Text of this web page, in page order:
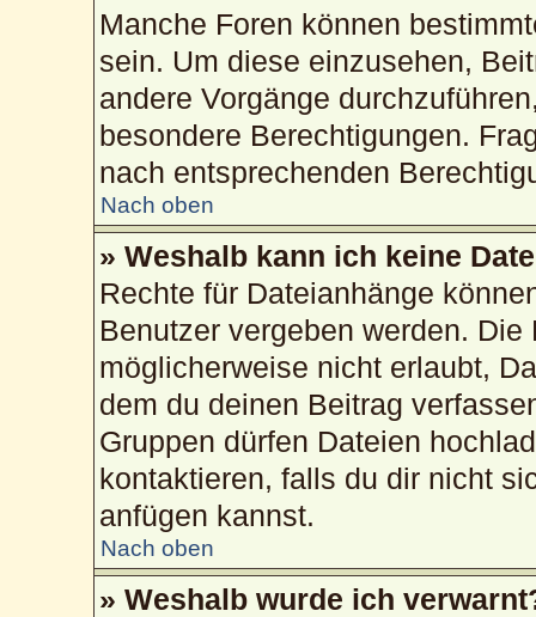
Manche Foren können
sein. Um diese einzusehen,
andere Vorgänge
besondere Berechtigungen.
nach entsprechenden
Nach oben
» Weshalb kann ich keine
Rechte für Dateianhänge
Benutzer vergeben werden.
möglicherweise nicht erlaubt,
dem du deinen Beitrag
Gruppen dürfen Dateien
kontaktieren, falls du dir nicht
anfügen kannst.
Nach oben
» Weshalb wurde ich